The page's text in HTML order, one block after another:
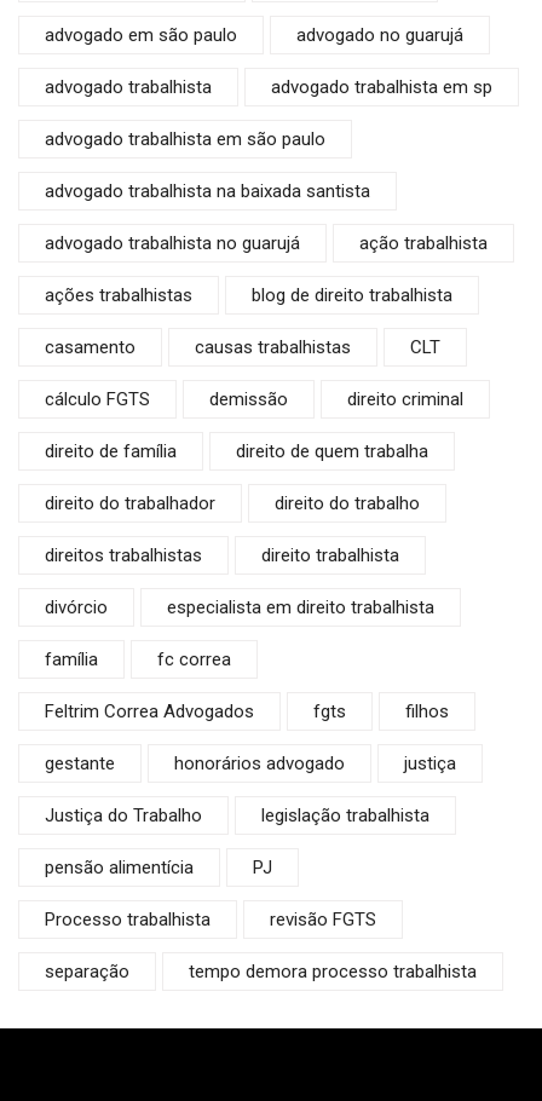
advogado em são paulo advogado no guarujá
advogado trabalhista advogado trabalhista em sp
advogado trabalhista em são paulo
advogado trabalhista na baixada santista
advogado trabalhista no guarujá ação trabalhista
ações trabalhistas blog de direito trabalhista
casamento causas trabalhistas CLT
cálculo FGTS demissão direito criminal
direito de família direito de quem trabalha
direito do trabalhador direito do trabalho
direitos trabalhistas direito trabalhista
divórcio especialista em direito trabalhista
família fc correa
Feltrim Correa Advogados fgts filhos
gestante honorários advogado justiça
Justiça do Trabalho legislação trabalhista
pensão alimentícia PJ
Processo trabalhista revisão FGTS
separação tempo demora processo trabalhista